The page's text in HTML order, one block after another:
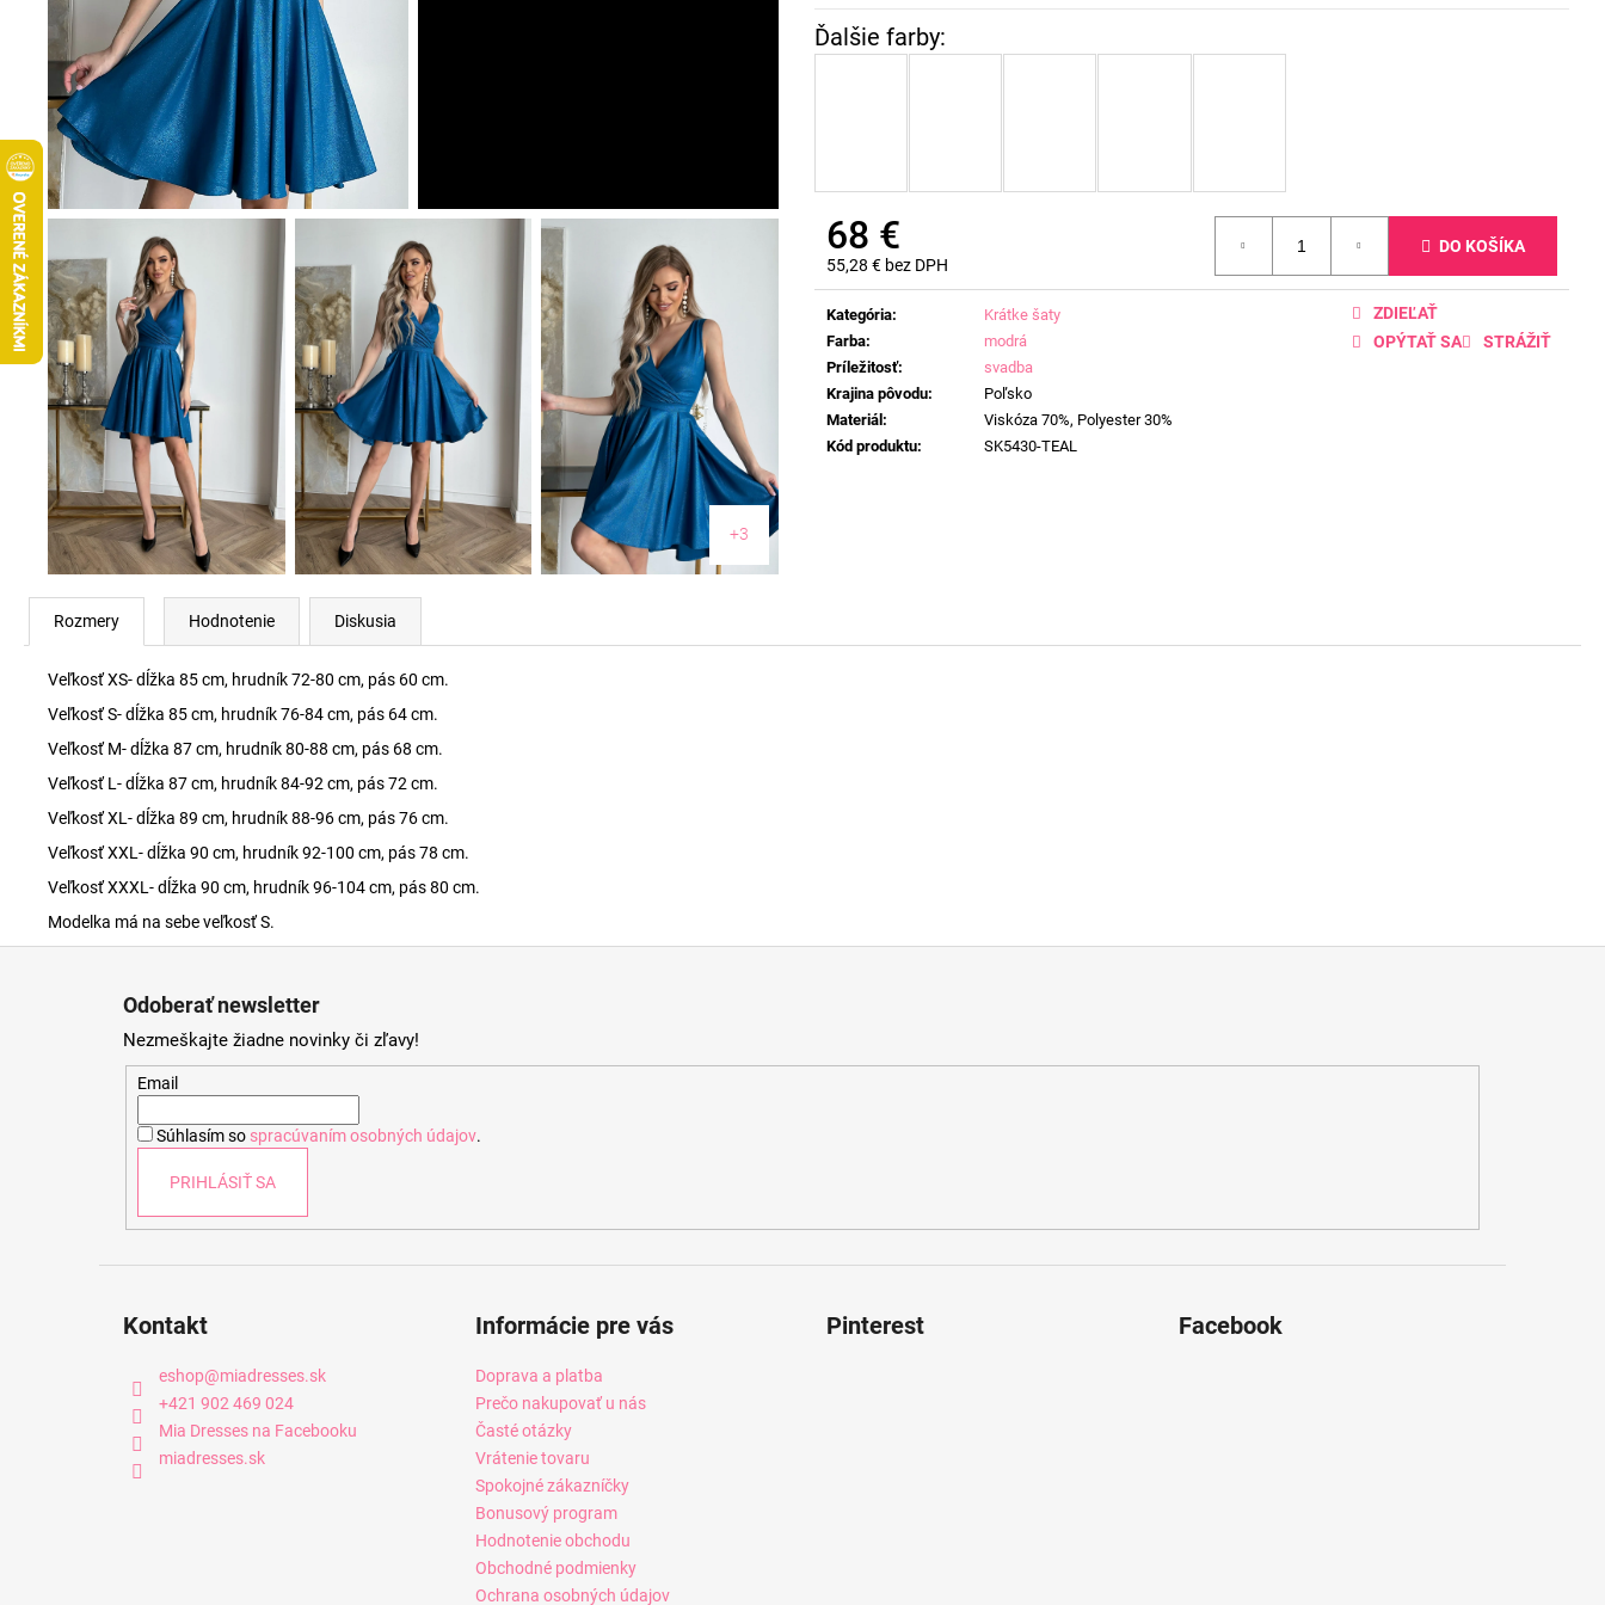
68 €
55,28 € bez DPH
Jednotková
cena:
DO KOŠÍKA
Kategória:
Krátke šaty
Farba:
modrá
Príležitosť:
svadba
Krajina pôvodu:
Poľsko
Materiál:
Viskóza 70%, Polyester 30%
Kód produktu: SK5430-TEAL
OPÝTAŤ SA STRÁŽIŤ
ZDIEĽAŤ
+3
Rozmery Hodnotenie Diskusia
Veľkosť XS- dĺžka 85 cm, hrudník 72-80 cm, pás 60 cm.
Veľkosť S- dĺžka 85 cm, hrudník 76-84 cm, pás 64 cm.
Veľkosť M- dĺžka 87 cm, hrudník 80-88 cm, pás 68 cm.
Veľkosť L- dĺžka 87 cm, hrudník 84-92 cm, pás 72 cm.
Veľkosť XL- dĺžka 89 cm, hrudník 88-96 cm, pás 76 cm.
Veľkosť XXL- dĺžka 90 cm, hrudník 92-100 cm, pás 78 cm.
Veľkosť XXXL- dĺžka 90 cm, hrudník 96-104 cm, pás 80 cm.
Modelka má na sebe veľkosť S.
Odoberať newsletter
Nezmeškajte žiadne novinky či zľavy!
Email
Súhlasím so spracúvaním osobných údajov.
PRIHLÁSIŤ SA
Kontakt
eshop@miadresses.sk
+421 902 469 024
Mia Dresses na Facebooku
miadresses.sk
Informácie pre vás
Doprava a platba
Prečo nakupovať u nás
Časté otázky
Vrátenie tovaru
Spokojné zákazníčky
Bonusový program
Hodnotenie obchodu
Obchodné podmienky
Ochrana osobných údajov
Pinterest Facebook